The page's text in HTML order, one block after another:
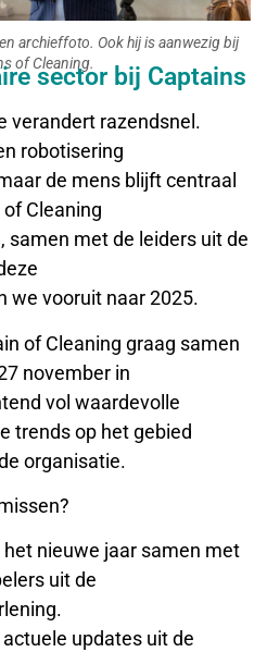
archieffoto. Ook hij is aanwezig bij
of Cleaning.
sector bij Captains
verandert razendsnel.
robotisering
de mens blijft centraal
Cleaning
samen met de leiders uit de
we vooruit naar 2025.
of Cleaning graag samen
november in
vol waardevolle
trends op het gebied
organisatie.
nieuwe jaar samen met
uit de
updates uit de